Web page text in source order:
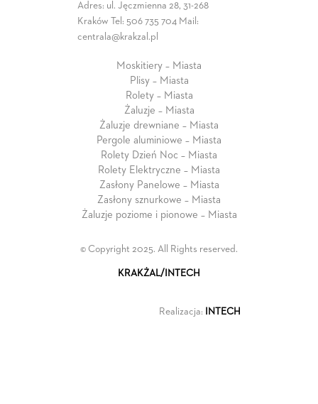
Adres: ul. Jęczmienna 28, 31-268
Kraków Tel: 506 735 704 Mail:
centrala@krakzal.pl
Moskitiery – Miasta
Plisy – Miasta
Rolety – Miasta
Żaluzje – Miasta
Żaluzje drewniane – Miasta
Pergole aluminiowe – Miasta
Rolety Dzień Noc – Miasta
Rolety Elektryczne – Miasta
Zasłony Panelowe – Miasta
Zasłony sznurkowe – Miasta
Żaluzje poziome i pionowe – Miasta
© Copyright 2025. All Rights reserved.
KRAKŻAL/INTECH
Realizacja: INTECH